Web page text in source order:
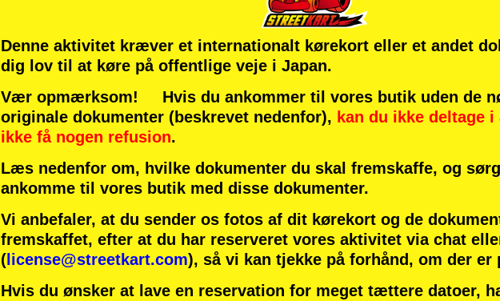
Denne aktivitet kræver et internationalt kørekort eller et andet
dig lov til at køre på offentlige veje i Japan.
Vær opmærksom! Hvis du ankommer til vores butik uden de
originale dokumenter (beskrevet nedenfor), kan du ikke deltage
ikke få nogen refusion.
Læs nedenfor om, hvilke dokumenter du skal fremskaffe, og
ankomme til vores butik med disse dokumenter.
Vi anbefaler, at du sender os fotos af dit kørekort og de
fremskaffet, efter at du har reserveret vores aktivitet via chat
( license@streetkart.com), så vi kan tjekke på forhånd, om der er
Hvis du ønsker at lave en reservation for meget tættere datoer,